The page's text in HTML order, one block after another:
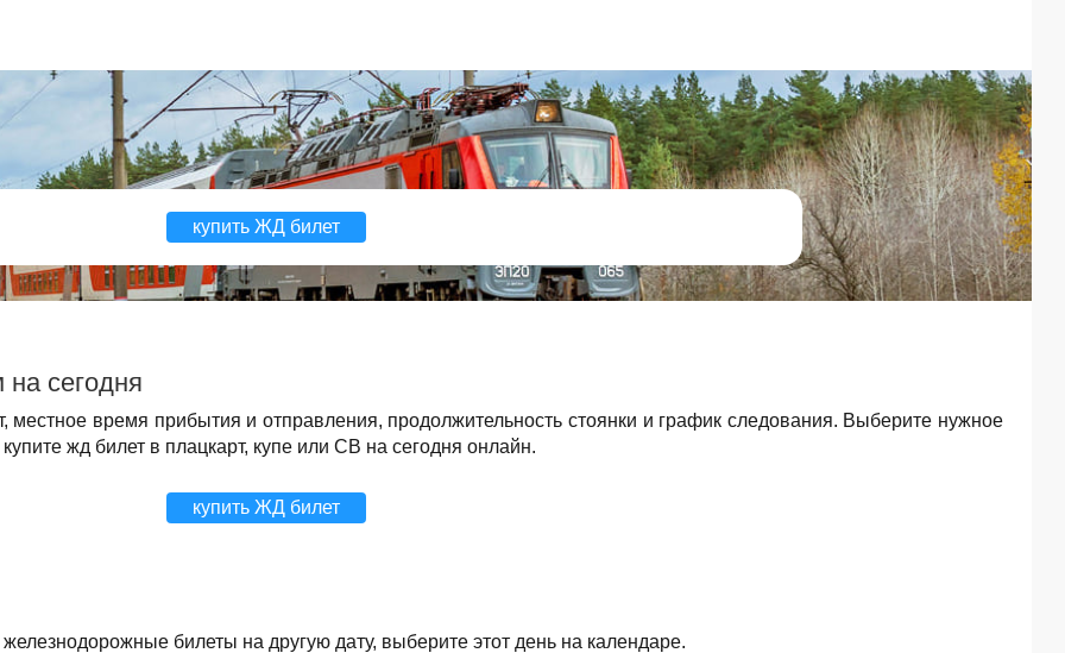
купить ЖД билет
сегодня
время прибытия и отправления, продолжительность стоянки и график следования. Выберите нужное
жд билет в плацкарт, купе или СВ на сегодня онлайн.
купить ЖД билет
билеты на другую дату, выберите этот день на календаре.